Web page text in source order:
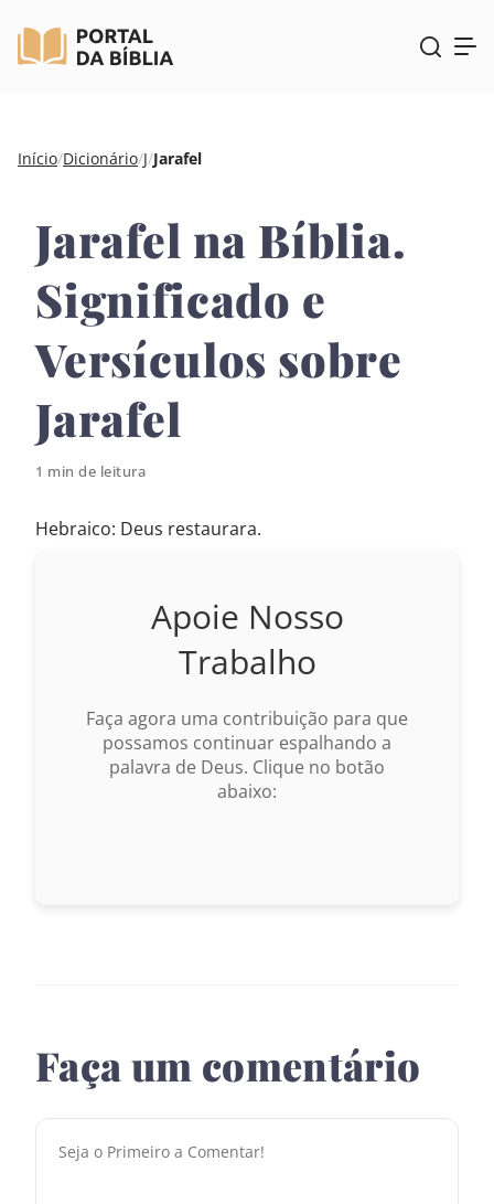
Pular
conteúdo
Início/Dicionário/J/Jarafel
Jarafel na Bíblia.
Significado e
Versículos sobre
Jarafel
1 min de leitura
Hebraico: Deus restaurara.
Apoie Nosso
Trabalho
Faça agora uma contribuição para que
possamos continuar espalhando a
palavra de Deus. Clique no botão
abaixo:
Faça um comentário